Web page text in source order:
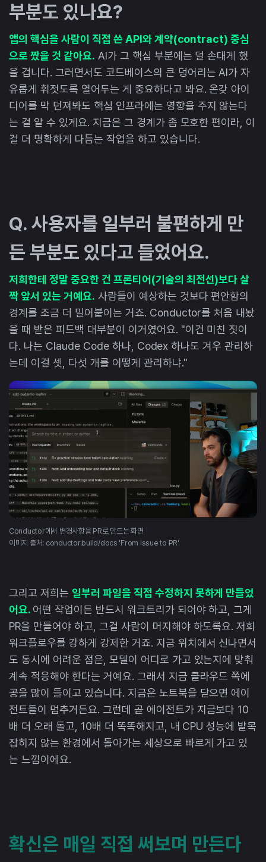
부분도 있나요?
앱의 핵심을 사람이 직접 쓴 API와 계약(contract) 중심
으로 짰을 것 같아요. AI가 그 핵심 부분에는 덜 손대게 했
을 겁니다. 그러면서도 코드베이스의 큰 덩어리는 AI가 자
유롭게 휘젓도록 열어두는 게 중요하다고 봐요. 온갖 아이
디어를 막 던져봐도 핵심 인프라에는 영향을 주지 않는다
는 걸 알 수 있게요. 지금은 그 경계가 좀 모호한 편이라, 이
걸 더 명확하게 다듬는 작업을 하고 있습니다.
Q. 사용자를 일부러 불편하게 만
든 부분도 있다고 들었어요.
저희한테 정말 중요한 건 프론티어(기술의 최전선)보다 살
짝 앞서 있는 거예요. 사람들이 예상하는 것보다 편안함의
경계를 조금 더 밀어붙이는 거죠. Conductor를 처음 내놨
을 때 받은 피드백 대부분이 이거였어요. "이건 미친 짓이
다. 나는 Claude Code 하나, Codex 하나도 겨우 관리하
는데 이걸 셋, 다섯 개를 어떻게 관리하냐."
Conductor에서 변경사항을 PR로 만드는 화면
이미지 출처: conductor.build/docs 'From issue to PR'
그리고 저희는 일부러 파일을 직접 수정하지 못하게 만들었
어요. 어떤 작업이든 반드시 워크트리가 되어야 하고, 그게
PR을 만들어야 하고, 그걸 사람이 머지해야 하도록요. 저희
워크플로우를 강하게 강제한 거죠. 지금 위치에서 신나면서
도 동시에 어려운 점은, 모델이 어디로 가고 있는지에 맞춰
계속 적응해야 한다는 거예요. 그래서 지금 클라우드 쪽에
공을 많이 들이고 있습니다. 지금은 노트북을 닫으면 에이
전트들이 멈추거든요. 그런데 곧 에이전트가 지금보다 10
배 더 오래 돌고, 10배 더 똑똑해지고, 내 CPU 성능에 발목
잡히지 않는 환경에서 돌아가는 세상으로 빠르게 가고 있
는 느낌이에요.
확신은 매일 직접 써보며 만든다